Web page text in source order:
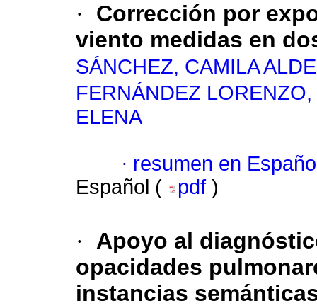
·
Corrección por
viento medidas en
SÁNCHEZ, CAMILA
FERNÁNDEZ
ELENA
· resumen en
Español (
pdf )
·
Apoyo al
opacidades
instancias